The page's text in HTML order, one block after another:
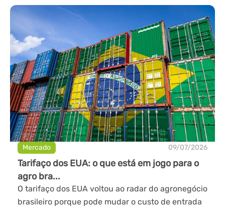
Mercado 09/07/2026
Tarifaço dos EUA: o que está em jogo para o
agro bra...
O tarifaço dos EUA voltou ao radar do agronegócio
brasileiro porque pode mudar o custo de entrada